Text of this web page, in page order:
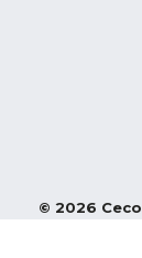
© 2026